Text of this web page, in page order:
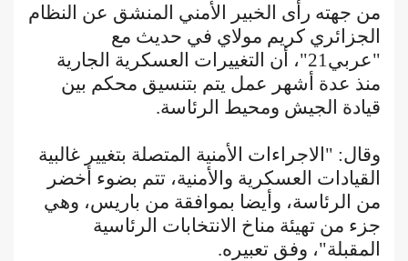
من جهته رأى الخبير الأمني المنشق عن النظام
الجزائري كريم مولاي في حديث مع
"عربي21"، أن التغييرات العسكرية الجارية
منذ عدة أشهر عمل يتم بتنسيق محكم بين
قيادة الجيش ومحيط الرئاسة.
وقال: "الاجراءات الأمنية المتصلة بتغيير غالبية
القيادات العسكرية والأمنية، تتم بضوء أخضر
من الرئاسة، وأيضا بموافقة من باريس، وهي
جزء من تهيئة مناخ الانتخابات الرئاسية
المقبلة"، وفق تعبيره.